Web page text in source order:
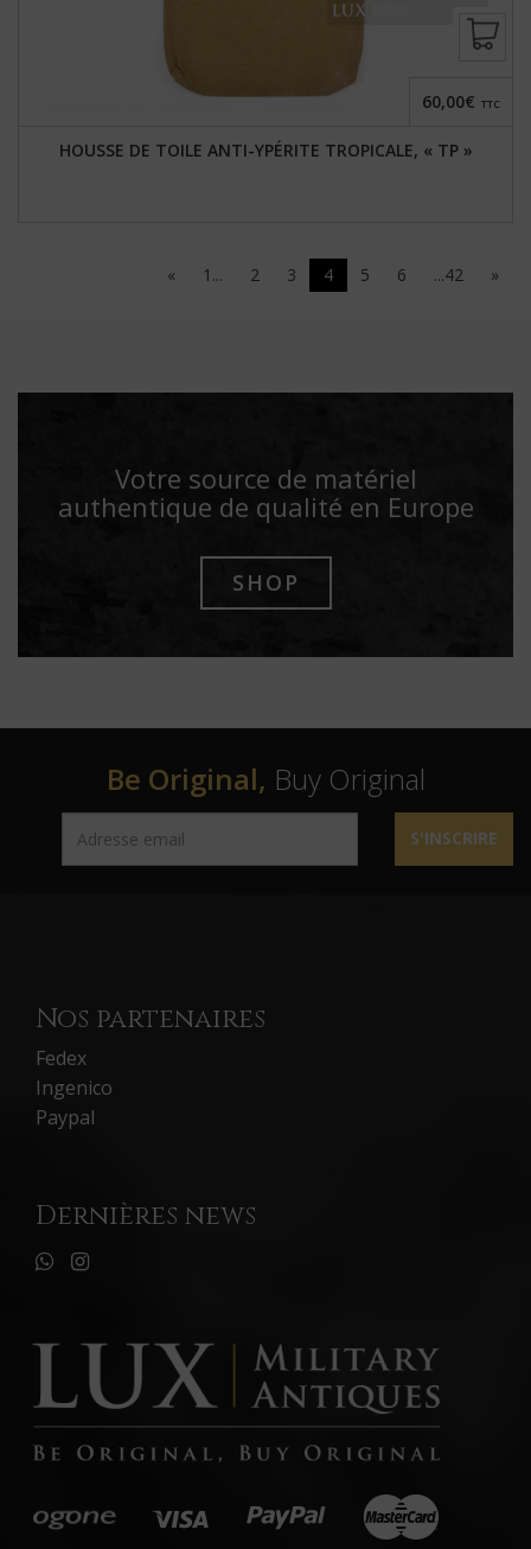
HOUSSE DE TOILE ANTI-YPÉRITE TROPICALE, « TP »
60,00€ TTC
« 1... 2 3 4 5 6 ...42 »
Votre source de matériel
authentique de qualité en Europe
SHOP
Be Original, Buy Original
S'INSCRIRE
Nos partenaires
Fedex
Ingenico
Paypal
Dernières news